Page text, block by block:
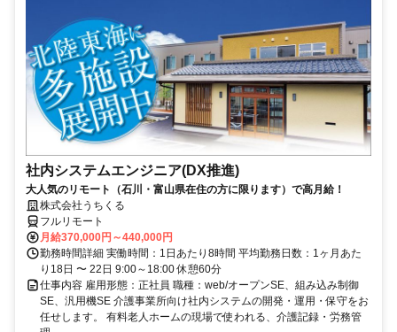
社内システムエンジニア(DX推進)
大人気のリモート（石川・富山県在住の方に限ります）で高月給！
株式会社うちくる
フルリモート
月給370,000円～440,000円
勤務時間詳細 実働時間：1日あたり8時間 平均勤務日数：1ヶ月あた
り18日 〜 22日 9:00～18:00 休憩60分
仕事内容 雇用形態：正社員 職種：web/オープンSE、組み込み制御
SE、汎用機SE 介護事業所向け社内システムの開発・運用・保守をお
任せします。 有料老人ホームの現場で使われる、介護記録・労務管